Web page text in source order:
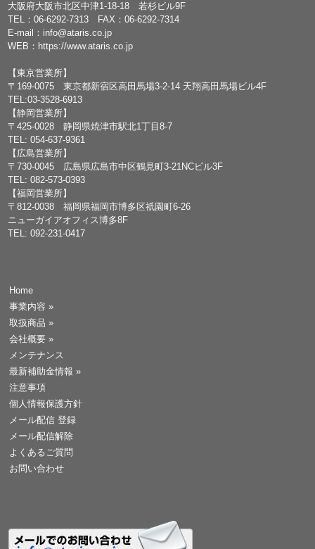
大阪府大阪市北区中津1-18-18 若杉ビル9F
TEL：06-6292-7313 FAX：06-6292-7314
E-mail： info@ataris.co.jp
WEB： https://www.ataris.co.jp
【東京営業所】
〒169-0075 東京都新宿区高田馬場3-2-14 天翔高田馬場ビル4F
TEL:03-3528-6913
【静岡営業所】
〒425-0028 静岡県焼津市駅北1丁目8-7
TEL: 054-637-9361
【広島営業所】
〒730-0045 広島県広島市中区鶴見町3-21NCビル3F
TEL: 082-573-0393
【福岡営業所】
〒812-0038 福岡県福岡市博多区祇園町6-26
ニューガイアオフィス博多8F
TEL: 092-231-0417
Home
事業内容 »
取扱商品 »
会社概要 »
メンテナンス
最新補助金情報 »
注意事項
個人情報保護方針
メール配信 登録
メール配信解除
よくあるご質問
お問い合わせ